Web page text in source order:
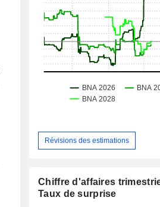
Révisions des estimations
Chiffre d'affaires
Taux de surprise